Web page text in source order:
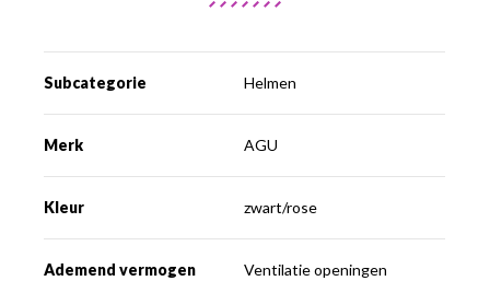
Subcategorie Helmen
Merk AGU
Kleur zwart/rose
Ademend vermogen Ventilatie openingen